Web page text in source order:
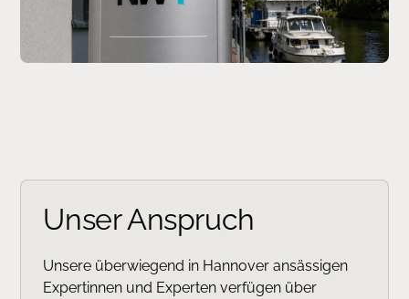
Unser Anspruch
Unsere überwiegend in Hannover ansässigen
Expertinnen und Experten verfügen über